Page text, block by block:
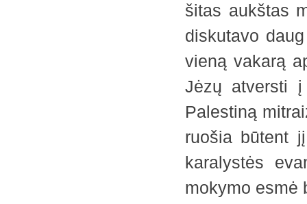
šitas aukštas
diskutavo
vieną vakarą
Jėzų atversti
Palestiną
ruošia būtent
karalystės
mokymo esmė